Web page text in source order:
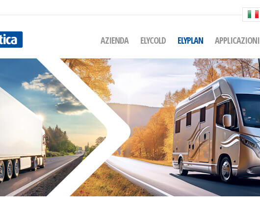
AZIENDA ELYCOLD ELYPLAN APPLICAZIONI